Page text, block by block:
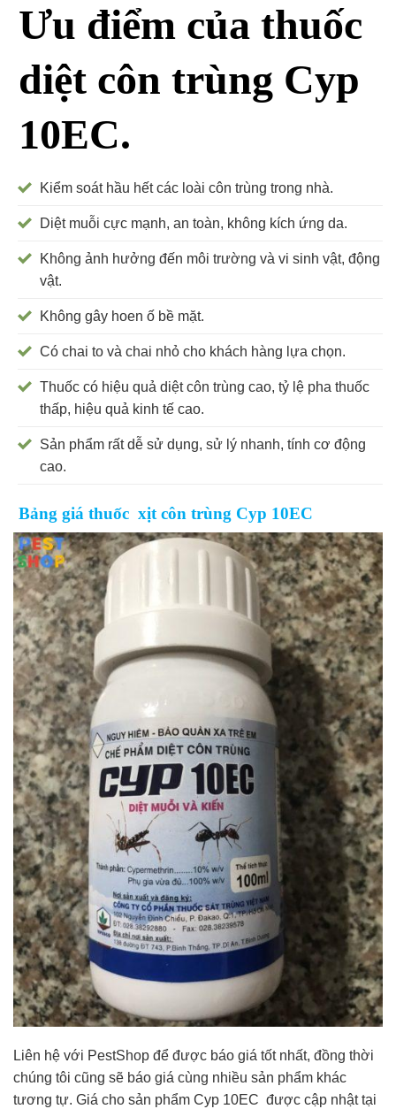
Ưu điểm của thuốc
diệt côn trùng Cyp
10EC.
Kiểm soát hầu hết các loài côn trùng trong nhà.
Diệt muỗi cực mạnh, an toàn, không kích ứng da.
Không ảnh hưởng đến môi trường và vi sinh vật, động
vật.
Không gây hoen ố bề mặt.
Có chai to và chai nhỏ cho khách hàng lựa chọn.
Thuốc có hiệu quả diệt côn trùng cao, tỷ lệ pha thuốc
thấp, hiệu quả kinh tế cao.
Sản phẩm rất dễ sử dụng, sử lý nhanh, tính cơ động
cao.
Bảng giá thuốc xịt côn trùng Cyp 10EC
Liên hệ với PestShop để được báo giá tốt nhất, đồng thời
chúng tôi cũng sẽ báo giá cùng nhiều sản phẩm khác
tương tự. Giá cho sản phẩm Cyp 10EC được cập nhật tại